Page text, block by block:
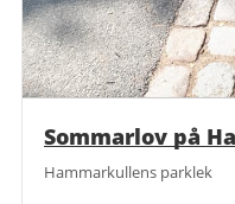
Sommarlov på
Hammarkullens parklek